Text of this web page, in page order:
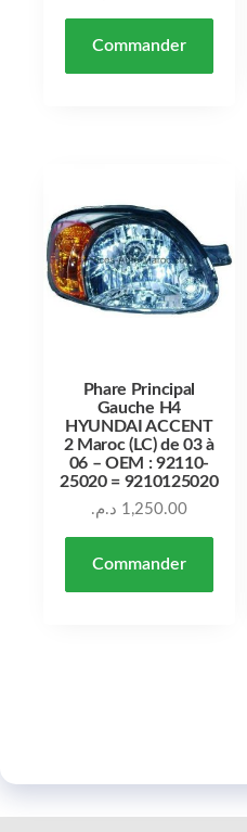
Commander
Phare Principal
Gauche H4
HYUNDAI ACCENT
2 Maroc (LC) de 03 à
06 – OEM : 92110-
25020 = 9210125020
1,250.00 د.م.
Commander